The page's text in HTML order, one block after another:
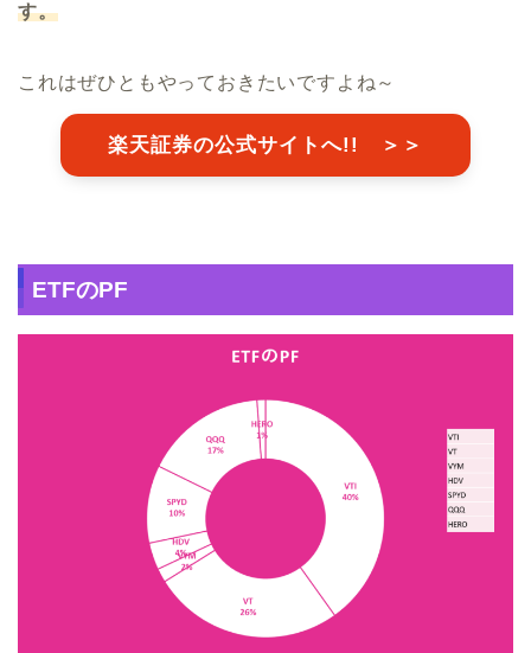
す。
これはぜひともやっておきたいですよね～
楽天証券の公式サイトへ!! ＞＞
ETFのPF